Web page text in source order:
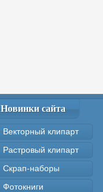
Новинки сайта
Векторный клипарт
Растровый клипарт
Скрап-наборы
Фотокниги